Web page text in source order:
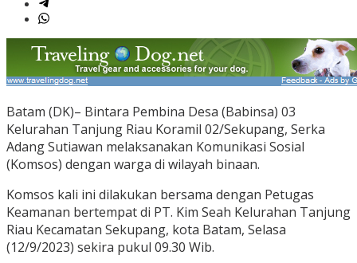
Batam (DK)– Bintara Pembina Desa (Babinsa) 03
Kelurahan Tanjung Riau Koramil 02/Sekupang, Serka
Adang Sutiawan melaksanakan Komunikasi Sosial
(Komsos) dengan warga di wilayah binaan.
Komsos kali ini dilakukan bersama dengan Petugas
Keamanan bertempat di PT. Kim Seah Kelurahan Tanjung
Riau Kecamatan Sekupang, kota Batam, Selasa
(12/9/2023) sekira pukul 09.30 Wib.